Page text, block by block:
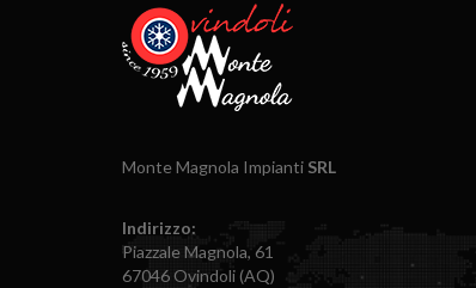
Monte Magnola Impianti SRL
Indirizzo:
Piazzale Magnola, 61
67046 Ovindoli (AQ)